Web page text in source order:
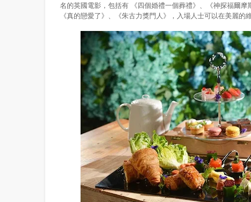
名的英國電影，包括有 《四個婚禮一個葬禮》、《神探福爾摩
《真的戀愛了》、《朱古力獎門人》，入場人士可以在美麗的